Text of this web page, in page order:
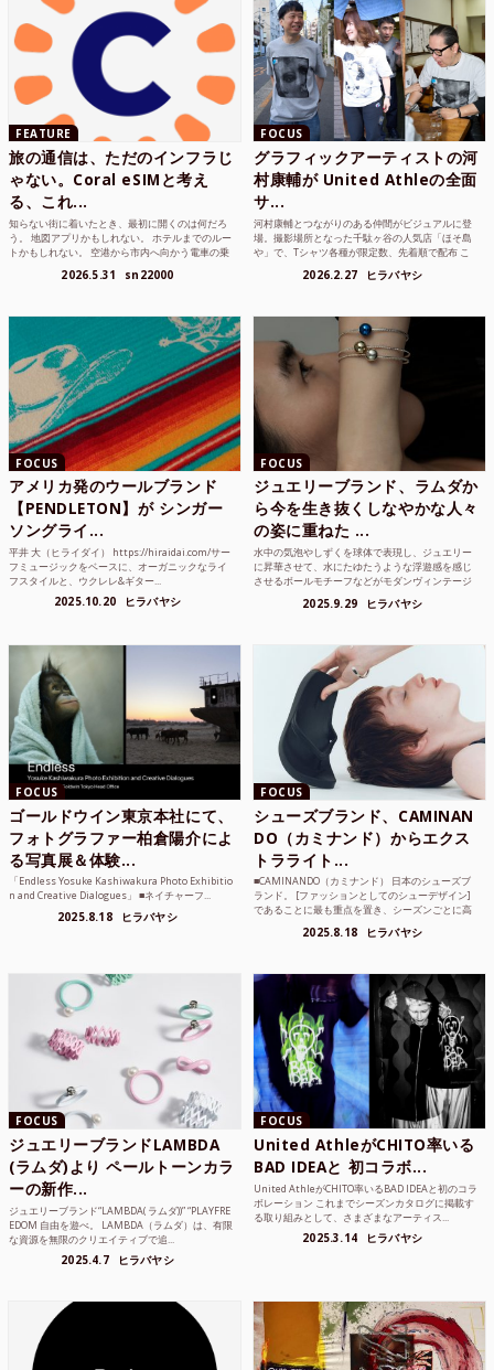
FEATURE
旅の通信は、ただのインフラじ
ゃない。Coral eSIMと考え
る、これ...
知らない街に着いたとき、最初に開くのは何だろ
う。 地図アプリかもしれない。 ホテルまでのルー
トかもしれない。 空港から市内へ向かう電車の乗
2026.5.31 sn22000
FOCUS
グラフィックアーティストの河
村康輔が United Athleの全面
サ...
河村康輔とつながりのある仲間がビジュアルに登
場。撮影場所となった千駄ヶ谷の人気店「ほそ島
や」で、Tシャツ各種が限定数、先着順で配布 こ
2026.2.27 ヒラバヤシ
FOCUS
アメリカ発のウールブランド
【PENDLETON】が シンガー
ソングライ...
平井 大（ヒライダイ） https://hiraidai.com/サー
フミュージックをベースに、オーガニックなライ
フスタイルと、ウクレレ&ギター...
2025.10.20 ヒラバヤシ
FOCUS
ジュエリーブランド、ラムダか
ら今を生き抜くしなやかな人々
の姿に重ねた ...
水中の気泡やしずくを球体で表現し、ジュエリー
に昇華させて、水にたゆたうような浮遊感を感じ
させるボールモチーフなどがモダンヴィンテージ
2025.9.29 ヒラバヤシ
FOCUS
ゴールドウイン東京本社にて、
フォトグラファー柏倉陽介によ
る写真展＆体験...
「Endless Yosuke Kashiwakura Photo Exhibitio
n and Creative Dialogues」 ■ネイチャーフ...
2025.8.18 ヒラバヤシ
FOCUS
シューズブランド、CAMINAN
DO（カミナンド）からエクス
トラライト...
■CAMINANDO（カミナンド） 日本のシューズブ
ランド。 [ファッションとしてのシューデザイン]
であることに最も重点を置き、シーズンごとに高
2025.8.18 ヒラバヤシ
FOCUS
ジュエリーブランドLAMBDA
(ラムダ)より ペールトーンカラ
ーの新作...
ジュエリーブランド“LAMBDA( ラムダ))” “PLAYFRE
EDOM 自由を遊べ。 LAMBDA（ラムダ）は、有限
な資源を無限のクリエイティブで追...
2025.4.7 ヒラバヤシ
FOCUS
United AthleがCHITO率いる
BAD IDEAと 初コラボ...
United AthleがCHITO率いるBAD IDEAと初のコラ
ボレーション これまでシーズンカタログに掲載す
る取り組みとして、さまざまなアーティス...
2025.3.14 ヒラバヤシ